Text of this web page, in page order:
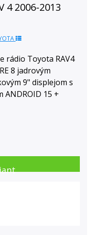
4 2006-2013
rádio Toyota RAV4
8 jadrovým
9" displejom s
ANDROID 15 +